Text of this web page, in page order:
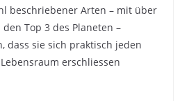
beschriebener Arten – mit über
den Top 3 des Planeten –
dass sie sich praktisch jeden
erschliessen